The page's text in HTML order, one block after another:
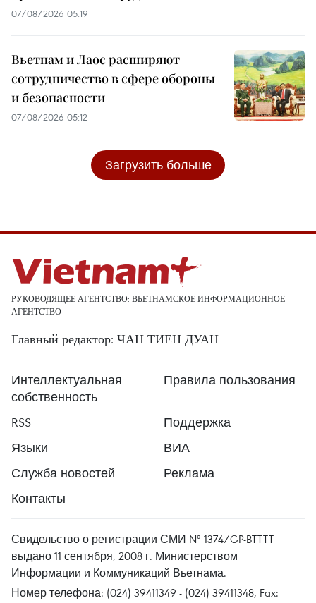
07/08/2026 05:19
Вьетнам и Лаос расширяют
сотрудничество в сфере обороны
и безопасности
07/08/2026 05:12
Загрузить больше
РУКОВОДЯЩЕЕ АГЕНТСТВО: ВЬЕТНАМСКОЕ ИНФОРМАЦИОННОЕ
АГЕНТСТВО
Главный редактор: ЧАН ТИЕН ДУАН
Интеллектуальная
собственность
Правила пользования
RSS
Поддержка
Языки
ВИА
Служба новостей
Реклама
Контакты
Свидельство о регистрации СМИ № 1374/GP-BTTTT
выдано 11 сентября, 2008 г. Министерством
Информации и Коммуникаций Вьетнама.
Номер телефона: (024) 39411349 - (024) 39411348, Fax: